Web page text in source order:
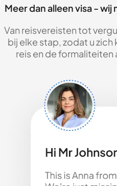
Meer dan alleen visa -
Van reisvereisten tot
bij elke stap, zodat u
reis en de formaliteiten